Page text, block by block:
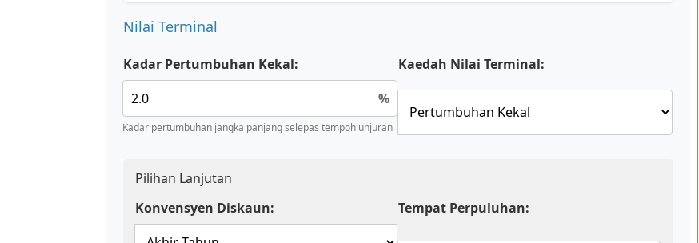
Nilai Terminal
Kadar Pertumbuhan Kekal:
%
Kadar pertumbuhan jangka panjang selepas tempoh unjuran
Kaedah Nilai Terminal:
Pilihan Lanjutan
Konvensyen Diskaun:
Tempat Perpuluhan: